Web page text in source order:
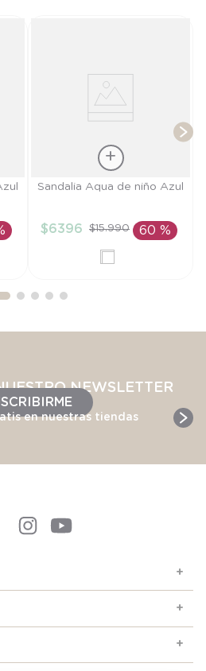
Talla
AÑADIR AL
CARRITO
Sandalia Aqua de niño Azul
$6396 $15.990 60 %
NEWSLETTER
en nuestras tiendas
+
+
+